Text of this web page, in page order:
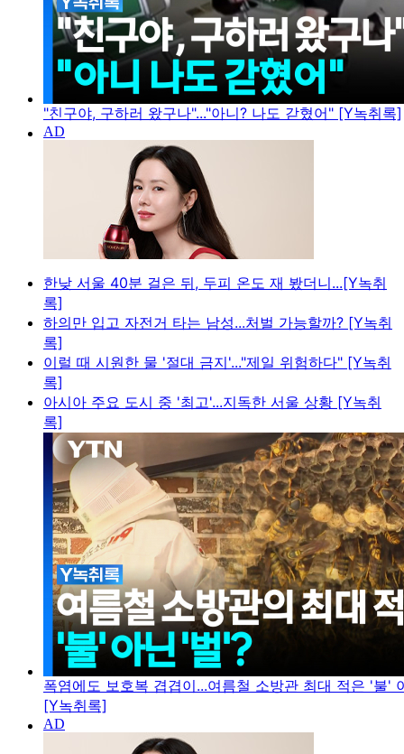
"친구야, 구하러 왔구나"..."아니? 나도 갇혔어" [Y녹취록]
한낮 서울 40분 걸은 뒤, 두피 온도 재 봤더니...[Y녹취
록]
하의만 입고 자전거 타는 남성...처벌 가능할까? [Y녹취
록]
이럴 때 시원한 물 '절대 금지'..."제일 위험하다" [Y녹취
록]
아시아 주요 도시 중 '최고'...지독한 서울 상황 [Y녹취
록]
폭염에도 보호복 겹겹이...여름철 소방관 최대 적은 '불'
[Y녹취록]